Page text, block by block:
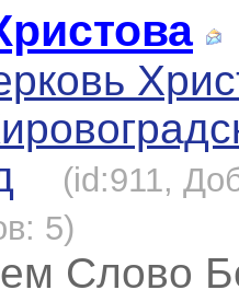
(id:911,
5)
Слово